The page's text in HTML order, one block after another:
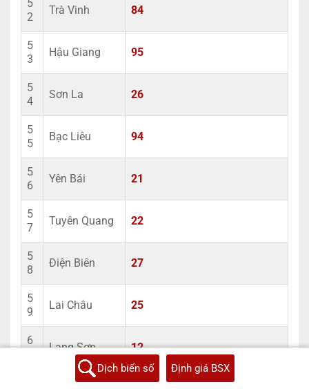
5
2
Trà Vinh 84
5
3
Hậu Giang 95
5
4
Sơn La 26
5
5
Bạc Liêu 94
5
6
Yên Bái 21
5
7
Tuyên Quang 22
5
8
Điện Biên 27
5
9
Lai Châu 25
6
Lạng Sơn 12
Dịch biển số Định giá BSX